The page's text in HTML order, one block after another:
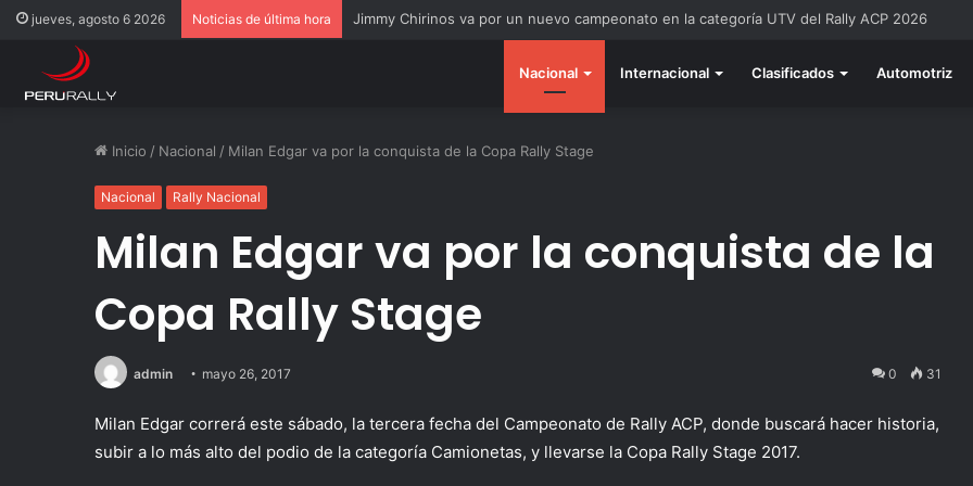
jueves, agosto 6 2026 Noticias de última hora Rally Pisco 2026: todo listo para la gran final del RallyACP
Nacional Internacional Clasificados Automotriz
Inicio / Nacional / Milan Edgar va por la conquista de la Copa Rally Stage
Nacional Rally Nacional
Milan Edgar va por la conquista de la
Copa Rally Stage
admin mayo 26, 2017 0 31
Milan Edgar correrá este sábado, la tercera fecha del Campeonato de Rally ACP, donde buscará hacer historia,
subir a lo más alto del podio de la categoría Camionetas, y llevarse la Copa Rally Stage 2017.